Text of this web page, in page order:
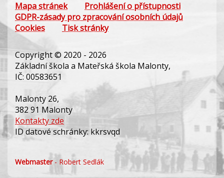
Mapa stránek
Prohlášení o přístupnosti
GDPR-zásady pro zpracování osobních údajů
Cookies
Tisk stránky
Copyright © 2020 - 2026
Základní škola a Mateřská škola Malonty,
IČ: 00583651
Malonty 26,
382 91 Malonty
Kontakty zde
ID datové schránky: kkrsvqd
Webmaster- Robert Sedlák